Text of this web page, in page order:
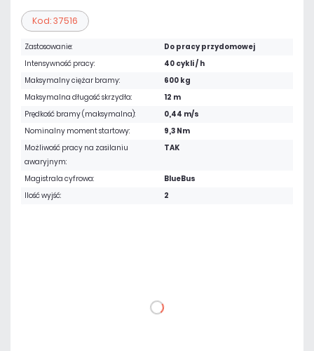
Kod: 37516
Zastosowanie:
Do pracy przydomowej
Intensywność pracy:
40 cykli / h
Maksymalny ciężar bramy:
600 kg
Maksymalna długość skrzydła:
12 m
Prędkość bramy (maksymalna):
0,44 m/s
Nominalny moment startowy:
9,3 Nm
Możliwość pracy na zasilaniu
awaryjnym:
TAK
Magistrala cyfrowa:
BlueBus
Ilość wyjść:
2
DO KOSZYKA